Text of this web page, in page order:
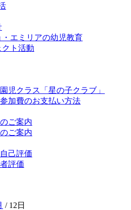
・エミリアの幼児教育
クト活動
児クラス「星の子クラブ」
加費のお支払い方法
ご案内
ご案内
己評価
評価
/ 12日